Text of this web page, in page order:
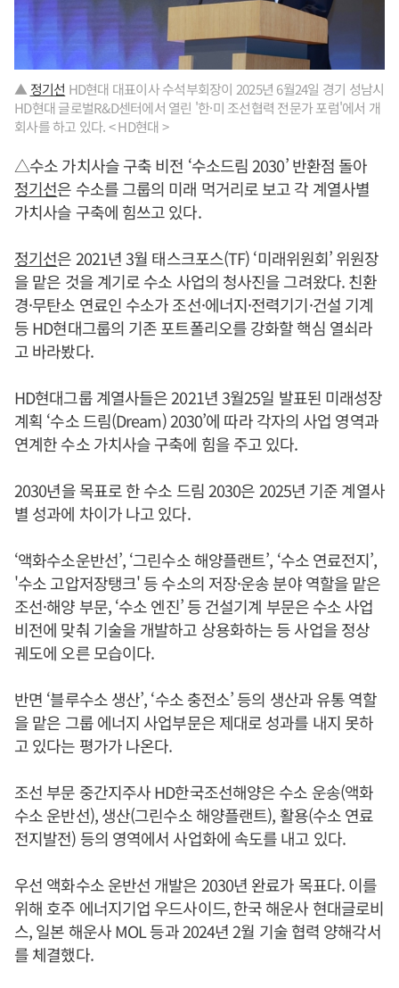
▲ 정기선 HD현대 대표이사 수석부회장이 2025년 6월24일 경기 성남시
HD현대 글로벌R&D센터에서 열린 '한·미 조선협력 전문가 포럼'에서 개
회사를 하고 있다. < HD현대 >
△수소 가치사슬 구축 비전 ‘수소드림 2030’ 반환점 돌아
정기선은 수소를 그룹의 미래 먹거리로 보고 각 계열사별
가치사슬 구축에 힘쓰고 있다.
정기선은 2021년 3월 태스크포스(TF) ‘미래위원회’ 위원장
을 맡은 것을 계기로 수소 사업의 청사진을 그려왔다. 친환
경·무탄소 연료인 수소가 조선·에너지·전력기기·건설 기계
등 HD현대그룹의 기존 포트폴리오를 강화할 핵심 열쇠라
고 바라봤다.
HD현대그룹 계열사들은 2021년 3월25일 발표된 미래성장
계획 ‘수소 드림(Dream) 2030’에 따라 각자의 사업 영역과
연계한 수소 가치사슬 구축에 힘을 주고 있다.
2030년을 목표로 한 수소 드림 2030은 2025년 기준 계열사
별 성과에 차이가 나고 있다.
‘액화수소운반선’, ‘그린수소 해양플랜트’, ‘수소 연료전지’,
'수소 고압저장탱크' 등 수소의 저장·운송 분야 역할을 맡은
조선·해양 부문, ‘수소 엔진’ 등 건설기계 부문은 수소 사업
비전에 맞춰 기술을 개발하고 상용화하는 등 사업을 정상
궤도에 오른 모습이다.
반면 ‘블루수소 생산’, ‘수소 충전소’ 등의 생산과 유통 역할
을 맡은 그룹 에너지 사업부문은 제대로 성과를 내지 못하
고 있다는 평가가 나온다.
조선 부문 중간지주사 HD한국조선해양은 수소 운송(액화
수소 운반선), 생산(그린수소 해양플랜트), 활용(수소 연료
전지발전) 등의 영역에서 사업화에 속도를 내고 있다.
우선 액화수소 운반선 개발은 2030년 완료가 목표다. 이를
위해 호주 에너지기업 우드사이드, 한국 해운사 현대글로비
스, 일본 해운사 MOL 등과 2024년 2월 기술 협력 양해각서
를 체결했다.